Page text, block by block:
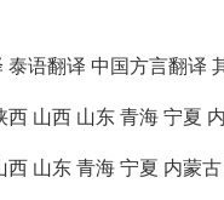
泰语翻译 中国方言翻译
西 山西 山东 青海 宁夏
西 山东 青海 宁夏 内蒙古